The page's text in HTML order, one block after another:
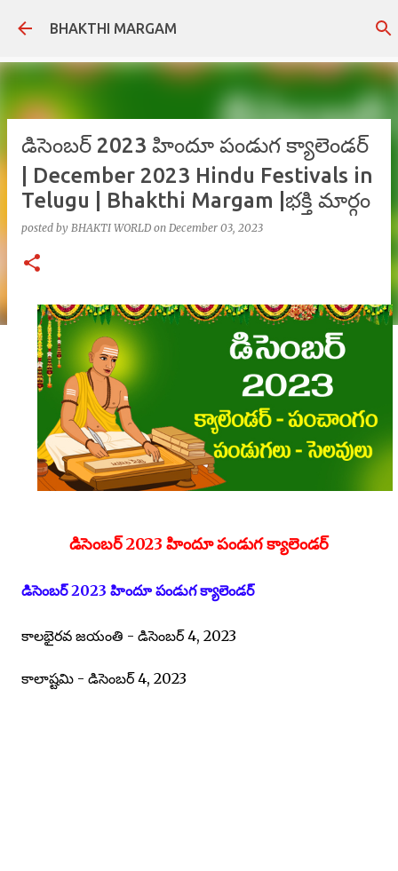
Skip to main content
BHAKTHI MARGAM
డిసెంబర్ 2023 హిందూ పండుగ క్యాలెండర్
| December 2023 Hindu Festivals in
Telugu | Bhakthi Margam |భక్తి మార్గం
posted by BHAKTI WORLD on December 03, 2023
డిసెంబర్ 2023 హిందూ పండుగ క్యాలెండర్
డిసెంబర్ 2023 హిందూ పండుగ క్యాలెండర్
కాలభైరవ జయంతి - డిసెంబర్ 4, 2023
కాలాష్టమి - డిసెంబర్ 4, 2023